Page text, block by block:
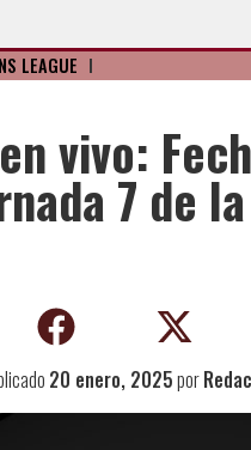
LEAGUE I
vivo:
7 de la
20 enero, 2025por